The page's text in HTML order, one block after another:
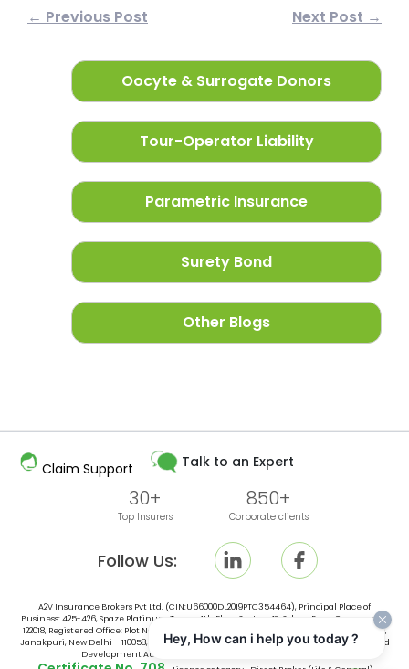
← Previous Post Next Post →
Oocyte & Surrogate Donors
Tour-Operator Liability
Parametric Insurance
Surety Bond
Other Blogs
Claim Support Talk to an Expert
Follow Us:
30+
Top Insurers
850+
Corporate clients
A2V Insurance Brokers Pvt Ltd. (CIN:U66000DL2019PTC354464), Principal Place of
Business: 425-426, Spaze Platinum Tower, 4th Floor, Sector-47, Sohna Road, Gurugram -
122018, Registered Office: Plot No. 10, Space No. 415, 4th Floor, Vishal Tower District Centre,
Janakpuri, New Delhi – 110058, India, is an broker licensed by Insurance Regulatory and
Development Authority of India (IRDAI) vide IRDAI Broking
Hey, How can i help you today ?